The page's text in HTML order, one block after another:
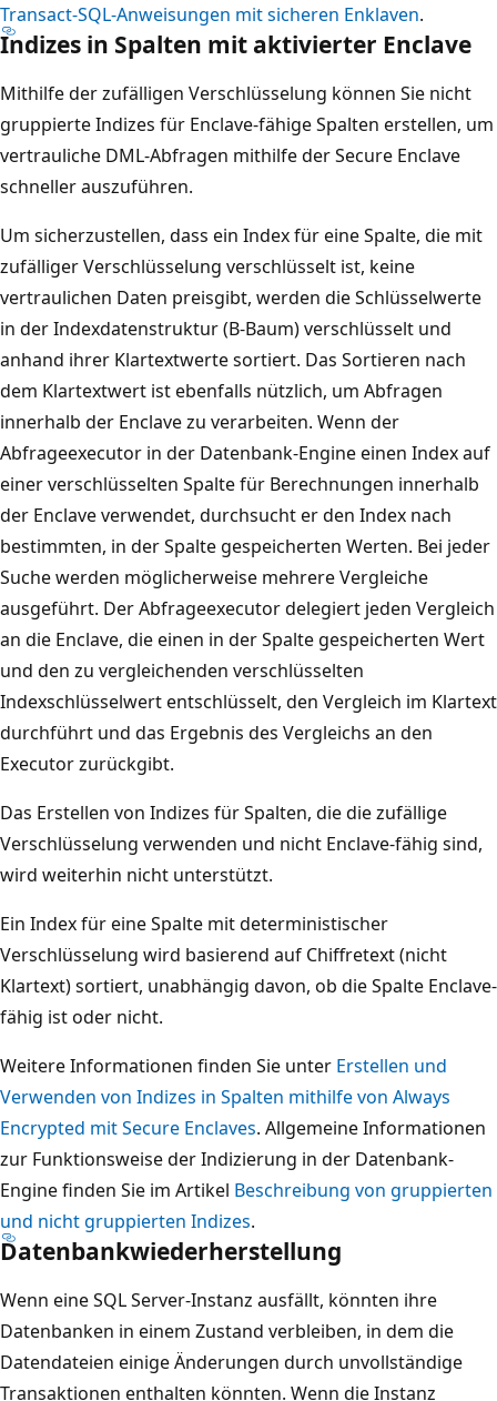
Transact-SQL-Anweisungen mit sicheren Enklaven.
Indizes in Spalten mit aktivierter Enclave
Mithilfe der zufälligen Verschlüsselung können Sie nicht
gruppierte Indizes für Enclave-fähige Spalten erstellen, um
vertrauliche DML-Abfragen mithilfe der Secure Enclave
schneller auszuführen.
Um sicherzustellen, dass ein Index für eine Spalte, die mit
zufälliger Verschlüsselung verschlüsselt ist, keine
vertraulichen Daten preisgibt, werden die Schlüsselwerte
in der Indexdatenstruktur (B-Baum) verschlüsselt und
anhand ihrer Klartextwerte sortiert. Das Sortieren nach
dem Klartextwert ist ebenfalls nützlich, um Abfragen
innerhalb der Enclave zu verarbeiten. Wenn der
Abfrageexecutor in der Datenbank-Engine einen Index auf
einer verschlüsselten Spalte für Berechnungen innerhalb
der Enclave verwendet, durchsucht er den Index nach
bestimmten, in der Spalte gespeicherten Werten. Bei jeder
Suche werden möglicherweise mehrere Vergleiche
ausgeführt. Der Abfrageexecutor delegiert jeden Vergleich
an die Enclave, die einen in der Spalte gespeicherten Wert
und den zu vergleichenden verschlüsselten
Indexschlüsselwert entschlüsselt, den Vergleich im Klartext
durchführt und das Ergebnis des Vergleichs an den
Executor zurückgibt.
Das Erstellen von Indizes für Spalten, die die zufällige
Verschlüsselung verwenden und nicht Enclave-fähig sind,
wird weiterhin nicht unterstützt.
Ein Index für eine Spalte mit deterministischer
Verschlüsselung wird basierend auf Chiffretext (nicht
Klartext) sortiert, unabhängig davon, ob die Spalte Enclave-
fähig ist oder nicht.
Weitere Informationen finden Sie unter Erstellen und
Verwenden von Indizes in Spalten mithilfe von Always
Encrypted mit Secure Enclaves. Allgemeine Informationen
zur Funktionsweise der Indizierung in der Datenbank-
Engine finden Sie im Artikel Beschreibung von gruppierten
und nicht gruppierten Indizes.
Datenbankwiederherstellung
Wenn eine SQL Server-Instanz ausfällt, könnten ihre
Datenbanken in einem Zustand verbleiben, in dem die
Datendateien einige Änderungen durch unvollständige
Transaktionen enthalten könnten. Wenn die Instanz